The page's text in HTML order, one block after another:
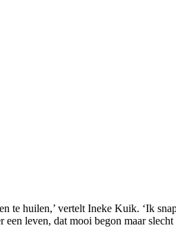
te huilen,’ vertelt Ineke Kuik. ‘Ik
leven, dat mooi begon maar